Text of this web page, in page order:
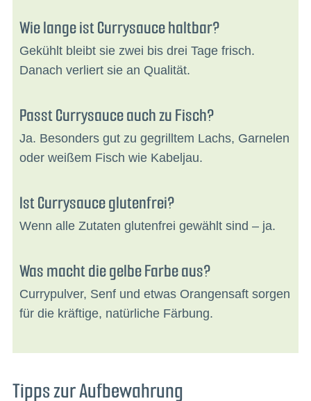
Wie lange ist Currysauce haltbar?
Gekühlt bleibt sie zwei bis drei Tage frisch.
Danach verliert sie an Qualität.
Passt Currysauce auch zu Fisch?
Ja. Besonders gut zu gegrilltem Lachs, Garnelen
oder weißem Fisch wie Kabeljau.
Ist Currysauce glutenfrei?
Wenn alle Zutaten glutenfrei gewählt sind – ja.
Was macht die gelbe Farbe aus?
Currypulver, Senf und etwas Orangensaft sorgen
für die kräftige, natürliche Färbung.
Tipps zur Aufbewahrung